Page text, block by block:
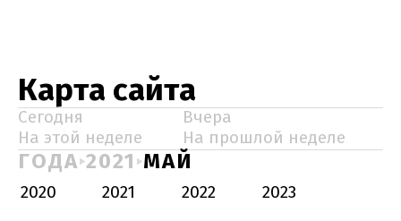
Карта сайта
Сегодня
Вчера
На этой неделе
На прошлой неделе
ГОДА 2021 МАЙ
2020 2021 2022
2023